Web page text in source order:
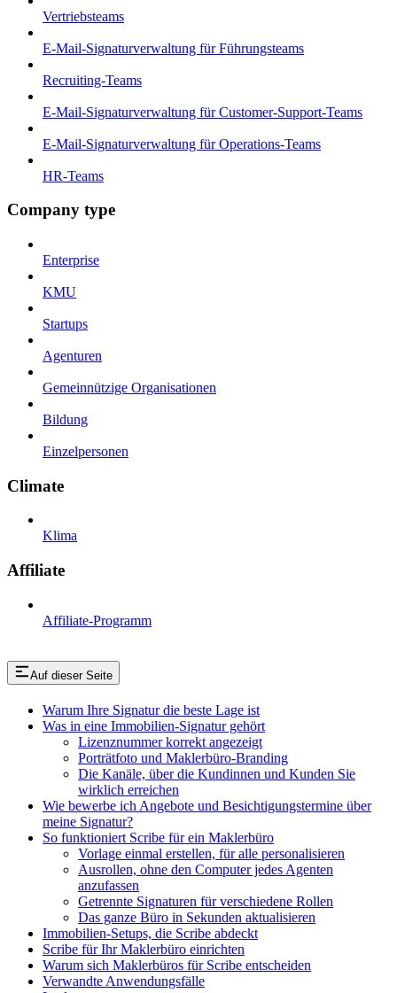
Vertriebsteams
E-Mail-Signaturverwaltung für Führungsteams
Recruiting-Teams
E-Mail-Signaturverwaltung für Customer-Support-Teams
E-Mail-Signaturverwaltung für Operations-Teams
HR-Teams
Company type
Enterprise
KMU
Startups
Agenturen
Gemeinnützige Organisationen
Bildung
Einzelpersonen
Climate
Klima
Affiliate
Affiliate-Programm
Auf dieser Seite
Warum Ihre Signatur die beste Lage ist
Was in eine Immobilien-Signatur gehört
Lizenznummer korrekt angezeigt
Porträtfoto und Maklerbüro-Branding
Die Kanäle, über die Kundinnen und Kunden Sie
wirklich erreichen
Wie bewerbe ich Angebote und Besichtigungstermine über
meine Signatur?
So funktioniert Scribe für ein Maklerbüro
Vorlage einmal erstellen, für alle personalisieren
Ausrollen, ohne den Computer jedes Agenten
anzufassen
Getrennte Signaturen für verschiedene Rollen
Das ganze Büro in Sekunden aktualisieren
Immobilien-Setups, die Scribe abdeckt
Scribe für Ihr Maklerbüro einrichten
Warum sich Maklerbüros für Scribe entscheiden
Verwandte Anwendungsfälle